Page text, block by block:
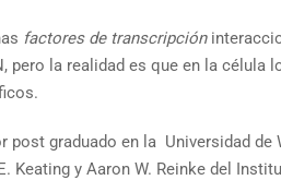
factores de transcripción
pero la realidad es que en la célula
graduado en la Universidad
y Aaron W. Reinke del